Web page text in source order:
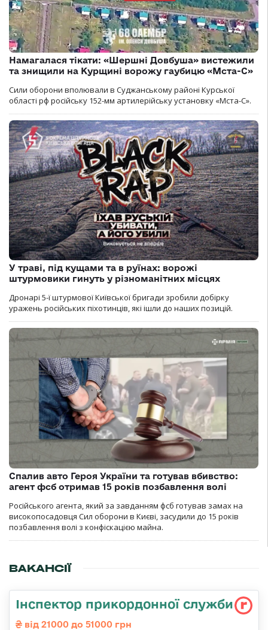
Намагалася тікати: «Шершні Довбуша» вистежили
та знищили на Курщині ворожу гаубицю «Мста-С»
Сили оборони вполювали в Суджанському районі Курської
області рф російську 152-мм артилерійську установку «Мста-С».
У траві, під кущами та в руїнах: ворожі
штурмовики гинуть у різноманітних місцях
Дронарі 5-ї штурмової Київської бригади зробили добірку
уражень російських піхотинців, які ішли до наших позицій.
Спалив авто Героя України та готував вбивство:
агент фсб отримав 15 років позбавлення волі
Російського агента, який за завданням фсб готував замах на
високопосадовця Сил оборони в Києві, засудили до 15 років
позбавлення волі з конфіскацією майна.
ВАКАНСІЇ
Інспектор прикордонної служби
від 21000 до 51000 грн